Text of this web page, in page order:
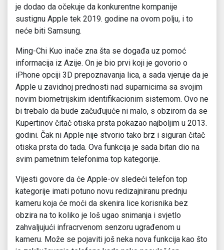
je dodao da očekuje da konkurentne kompanije
sustignu Apple tek 2019. godine na ovom polju, i to
neće biti Samsung.
Ming-Chi Kuo inače zna šta se događa uz pomoć
informacija iz Azije. On je bio prvi koji je govorio o
iPhone opciji 3D prepoznavanja lica, a sada vjeruje da je
Apple u zavidnoj prednosti nad suparnicima sa svojim
novim biometrijskim identifikacionim sistemom. Ovo ne
bi trebalo da bude začuđujuće ni malo, s obzirom da se
Kupertinov čitač otiska prsta pokazao najboljim u 2013.
godini. Čak ni Apple nije stvorio tako brz i siguran čitač
otiska prsta do tada. Ova funkcija je sada bitan dio na
svim pametnim telefonima top kategorije.
Vijesti govore da će Apple-ov sledeći telefon top
kategorije imati potuno novu redizajniranu prednju
kameru koja će moći da skenira lice korisnika bez
obzira na to koliko je loš ugao snimanja i svjetlo
zahvaljujući infracrvenom senzoru ugrađenom u
kameru. Može se pojaviti još neka nova funkcija kao što